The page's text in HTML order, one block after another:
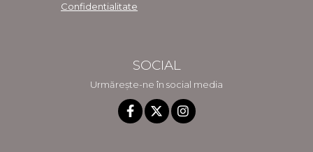
Confidentialitate
SOCIAL
Urmărește-ne în social media